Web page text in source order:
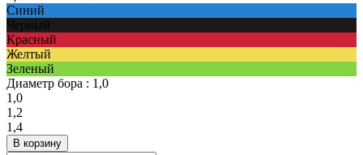
Синий
Черный
Красный
Желтый
Зеленый
Диаметр бора : 1,0
1,0
1,2
1,4
В корзину